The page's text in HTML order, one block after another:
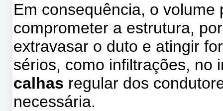
Em consequência, o
comprometer a estrutura,
extravasar o duto e atingir
sérios, como infiltrações, no
calhas regular dos
necessária.